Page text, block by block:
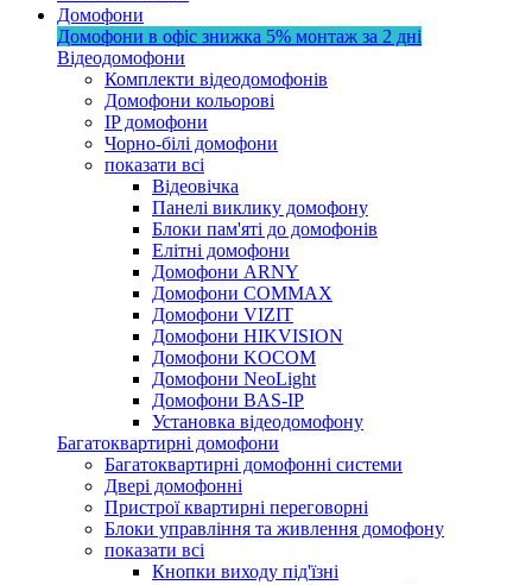
Домофони
Домофони в офіс знижка 5% монтаж за 2 дні
Відеодомофони
Комплекти відеодомофонів
Домофони кольорові
IP домофони
Чорно-білі домофони
показати всі
Відеовічка
Панелі виклику домофону
Блоки пам'яті до домофонів
Елітні домофони
Домофони ARNY
Домофони COMMAX
Домофони VIZIT
Домофони HIKVISION
Домофони KOCOM
Домофони NeoLight
Домофони BAS-IP
Установка відеодомофону
Багатоквартирні домофони
Багатоквартирні домофонні системи
Двері домофонні
Пристрої квартирні переговорні
Блоки управління та живлення домофону
показати всі
Кнопки виходу під'їзні